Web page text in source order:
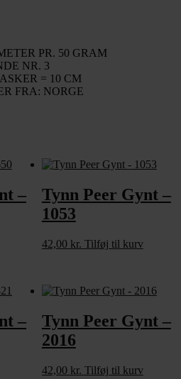
PR. 50 GRAM
NR. 3
= 10 CM
FRA: NORGE
–
Tynn Peer Gynt –
1053
42,00 kr. Tilføj til kurv
–
Tynn Peer Gynt –
2016
42,00 kr. Tilføj til kurv